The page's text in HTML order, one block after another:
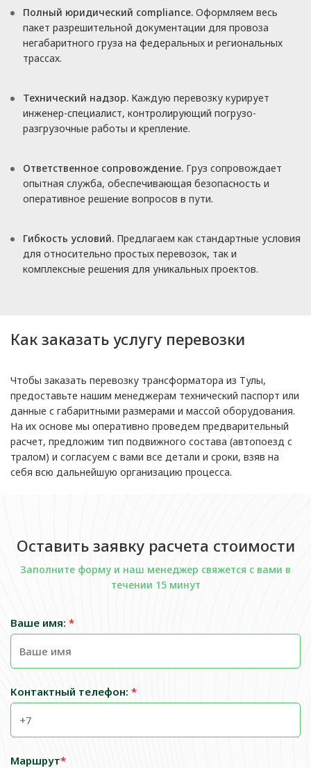
Полный юридический compliance. Оформляем весь
пакет разрешительной документации для провоза
негабаритного груза на федеральных и региональных
трассах.
Технический надзор. Каждую перевозку курирует
инженер-специалист, контролирующий погрузо-
разгрузочные работы и крепление.
Ответственное сопровождение. Груз сопровождает
опытная служба, обеспечивающая безопасность и
оперативное решение вопросов в пути.
Гибкость условий. Предлагаем как стандартные условия
для относительно простых перевозок, так и
комплексные решения для уникальных проектов.
Как заказать услугу перевозки
Чтобы заказать перевозку трансформатора из Тулы,
предоставьте нашим менеджерам технический паспорт или
данные с габаритными размерами и массой оборудования.
На их основе мы оперативно проведем предварительный
расчет, предложим тип подвижного состава (автопоезд с
тралом) и согласуем с вами все детали и сроки, взяв на
себя всю дальнейшую организацию процесса.
Оставить заявку расчета стоимости
Заполните форму и наш менеджер свяжется с вами в
течении 15 минут
Ваше имя: *
Контактный телефон: *
Маршрут*